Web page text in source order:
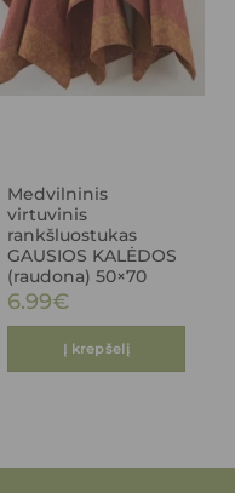
Medvilninis
virtuvinis
rankšluostukas
GAUSIOS KALĖDOS
(raudona) 50×70
6.99€
Į krepšelį